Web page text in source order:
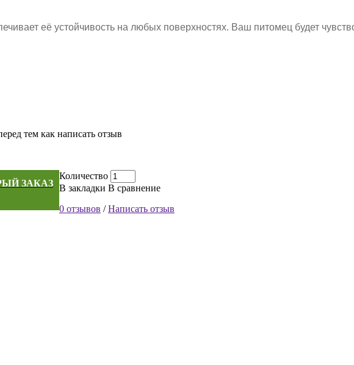
её устойчивость на любых поверхностях. Ваш питомец будет
тем как написать отзыв
Количество
ЗАКАЗ В закладки В сравнение
0 отзывов /Написать отзыв